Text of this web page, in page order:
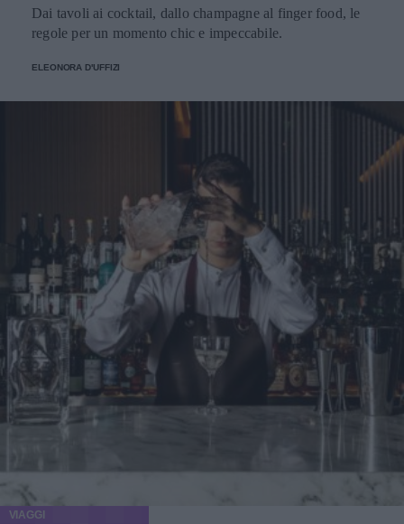
Dai tavoli ai cocktail, dallo champagne al finger food, le
regole per un momento chic e impeccabile.
ELEONORA D'UFFIZI
VIAGGI